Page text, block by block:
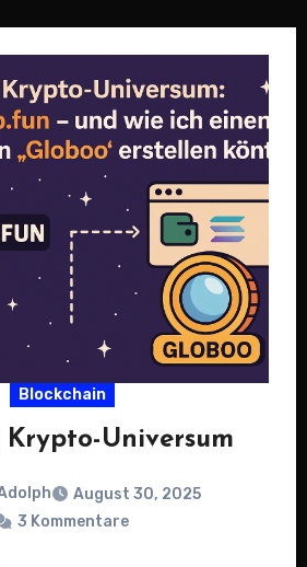
Blockchain
Krypto-Universum
August 30, 2025
3 Kommentare